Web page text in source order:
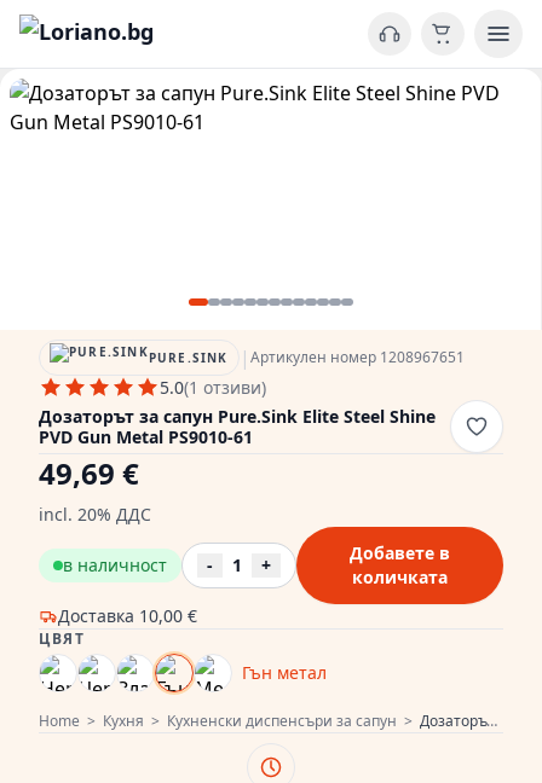
Home > Кухня > Кухненски диспенсъри за сапун > Дозаторът за сапун Pure.Sink Elite Steel Shine PVD Gun Metal PS9010-61
PURE.SINK | Артикулен номер 1208967651
5.0(1 отзиви)
Дозаторът за сапун Pure.Sink Elite Steel Shine
PVD Gun Metal PS9010-61
49,69 €
incl. 20% ДДС
Доставка 10,00 €
в наличност - 1 +
Добавете в
количката
ЦВЯТ
Гън метал